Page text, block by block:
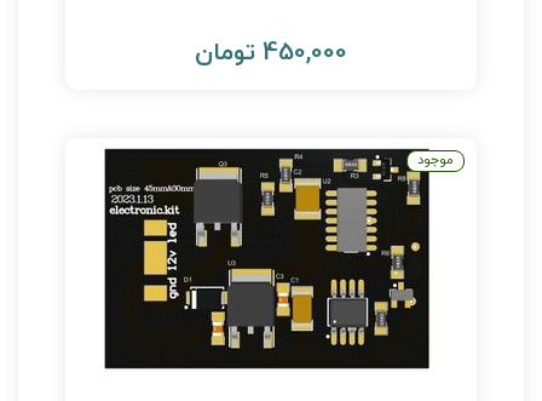
450,000 تومان
موجود